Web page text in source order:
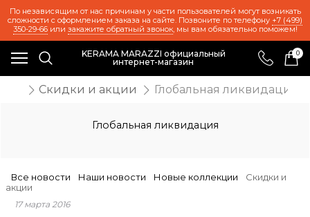
По независящим от нас причинам у части пользователей могут возникать
сложности с оформлением заказа на сайте. Позвоните по телефону +7 (499)
350-29-66или закажите обратный звонок, мы вам обязательно поможем!
KERAMA MARAZZI официальный
интернет-магазин
0
Скидки и акции Глобальная ликвидация
Глобальная ликвидация
Все новости Наши новости Новые коллекции
Скидки и
акции
17 марта 2016